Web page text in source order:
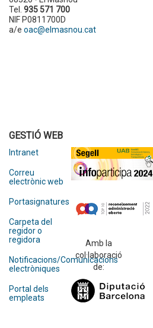
Tel. 935 571 700
NIF P0811700D
a/e oac@elmasnou.cat
GESTIÓ WEB
Intranet
Correu
electrònic web
Portasignatures
Carpeta del
regidor o
regidora
Notificacions/Comunicacions
electròniques
Portal dels
empleats
Amb la
col·laboració
de: